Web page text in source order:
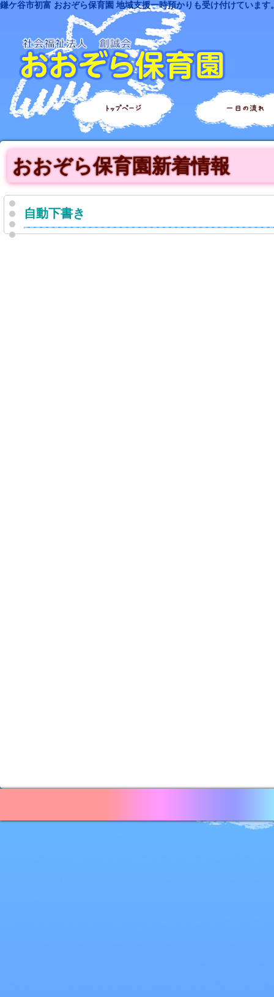
鎌ケ谷市初富 おおぞら保育園 地域支援一時預かりも受け付けています
トップページ 一日の流れ
おおぞら保育園新着情報
自動下書き